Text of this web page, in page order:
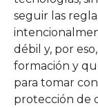
seguir las
débil y, por
formación y
para tomar
protección de